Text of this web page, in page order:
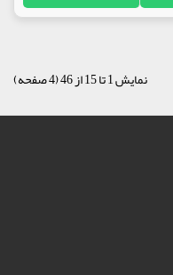
نمایش 1 تا 15 از 46 (4 صفحه)